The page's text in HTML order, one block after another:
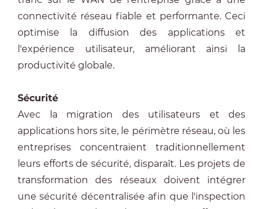
connectivité réseau fiable et performante. Ceci
optimise la diffusion des applications et
l'expérience utilisateur, améliorant ainsi la
productivité globale.
Sécurité
Avec la migration des utilisateurs et des
applications hors site, le périmètre réseau, où les
entreprises concentraient traditionnellement
leurs efforts de sécurité, disparaît. Les projets de
transformation des réseaux doivent intégrer
une sécurité décentralisée afin que l'inspection